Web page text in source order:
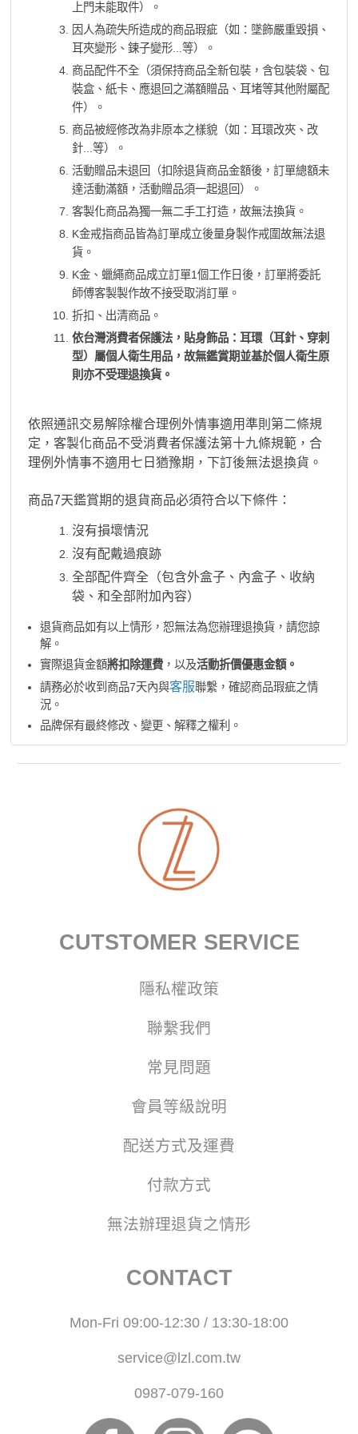
上門未能取件）。
因人為疏失所造成的商品瑕疵（如：墜飾嚴重毀損、
耳夾變形、鍊子變形...等）。
商品配件不全（須保持商品全新包裝，含包裝袋、包
裝盒、紙卡、應退回之滿額贈品、耳堵等其他附屬配
件）。
商品被經修改為非原本之樣貌（如：耳環改夾、改
針...等）。
活動贈品未退回（扣除退貨商品金額後，訂單總額未
達活動滿額，活動贈品須一起退回）。
客製化商品為獨一無二手工打造，故無法換貨。
K金戒指商品皆為訂單成立後量身製作戒圍故無法退
貨。
K金、蠟繩商品成立訂單1個工作日後，訂單將委託
師傅客製製作故不接受取消訂單。
折扣、出清商品。
依台灣消費者保護法，貼身飾品：耳環（耳針、穿刺
型）屬個人衛生用品，故無鑑賞期並基於個人衛生原
則亦不受理退換貨。
依照通訊交易解除權合理例外情事適用準則第二條規
定，客製化商品不受消費者保護法第十九條規範，合
理例外情事不適用七日猶豫期，下訂後無法退換貨。
商品7天鑑賞期的退貨商品必須符合以下條件：
沒有損壞情況
沒有配戴過痕跡
全部配件齊全（包含外盒子、內盒子、收納
袋、和全部附加內容）
退貨商品如有以上情形，恕無法為您辦理退換貨，請您諒
解。
實際退貨金額將扣除運費，以及活動折價優惠金額。
請務必於收到商品7天內與客服聯繫，確認商品瑕疵之情
況。
品牌保有最終修改、變更、解釋之權利。
CUTSTOMER SERVICE
隱私權政策
聯繫我們
常見問題
會員等級說明
配送方式及運費
付款方式
無法辦理退貨之情形
CONTACT
Mon-Fri 09:00-12:30 / 13:30-18:00
service@lzl.com.tw
0987-079-160